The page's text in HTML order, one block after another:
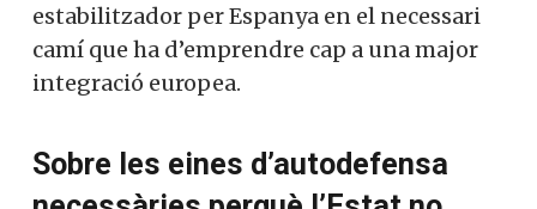
estabilitzador per Espanya en el necessari
camí que ha d’emprendre cap a una major
integració europea.
Sobre les eines d’autodefensa